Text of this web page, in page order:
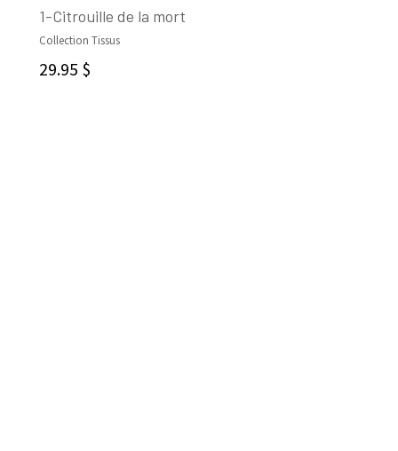
1-Citrouille de la mort
Collection Tissus
29.95 $